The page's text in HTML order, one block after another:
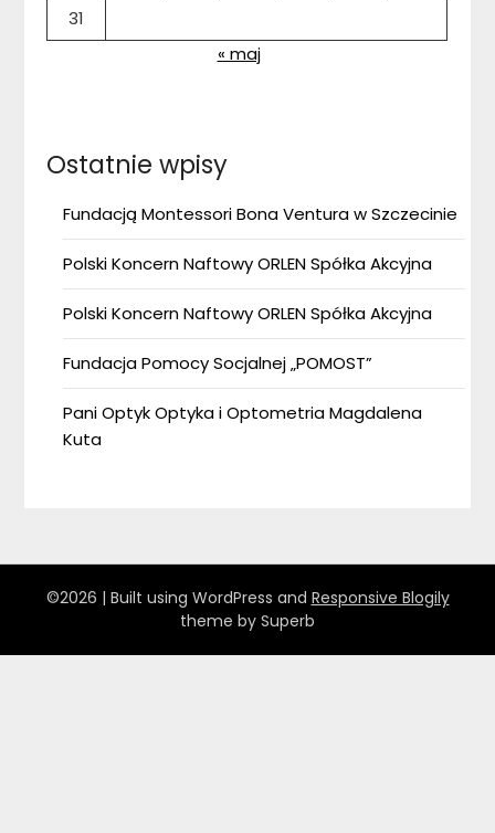
31
« maj
Ostatnie wpisy
Fundacją Montessori Bona Ventura w Szczecinie
Polski Koncern Naftowy ORLEN Spółka Akcyjna
Polski Koncern Naftowy ORLEN Spółka Akcyjna
Fundacja Pomocy Socjalnej „POMOST”
Pani Optyk Optyka i Optometria Magdalena
Kuta
©2026 | Built using WordPress and Responsive Blogily
theme by Superb